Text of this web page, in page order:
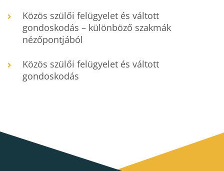
Közös szülői felügyelet és váltott
gondoskodás – különböző szakmák
nézőpontjából
Közös szülői felügyelet és váltott
gondoskodás